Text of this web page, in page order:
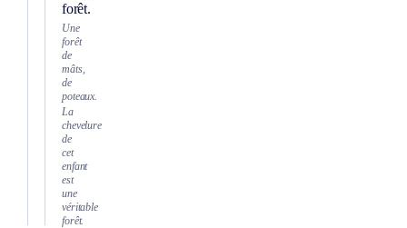
forêt.
Une
forêt
de
mâts,
de
poteaux.
La
chevelure
de
cet
enfant
est
une
véritable
forêt.